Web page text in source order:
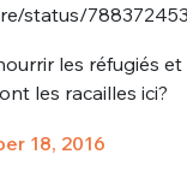
status/
les réfugiés
les racailles ici?
18, 2016